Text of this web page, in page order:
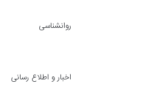
روانشناسی
اخبار و اطلاع رسانی